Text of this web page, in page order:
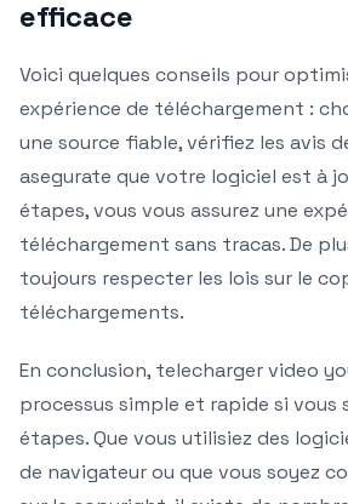
efficace
Voici quelques conseils pour
expérience de téléchargement :
une source fiable, vérifiez les avis
asegurate que votre logiciel est à
étapes, vous vous assurez une
téléchargement sans tracas. De
toujours respecter les lois sur le
téléchargements.
En conclusion, telecharger video
processus simple et rapide si vous
étapes. Que vous utilisiez des
de navigateur ou que vous soyez